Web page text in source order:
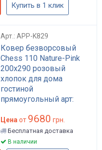
Купить в 1 клик
Арт.: APP-K829
Ковер безворсовый
Chess 110 Nature-Pink
200x290 розовый
хлопок для дома
гостиной
прямоугольный арт:
Цена от 9680 грн.
Бесплатная доставка
В наличии